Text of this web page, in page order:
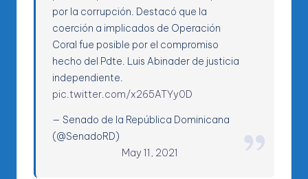
por la corrupción. Destacó que la
coerción a implicados de Operación
Coral fue posible por el compromiso
hecho del Pdte. Luis Abinader de justicia
independiente.
pic.twitter.com/x265ATYy0D
— Senado de la República Dominicana
(@SenadoRD)
May 11, 2021